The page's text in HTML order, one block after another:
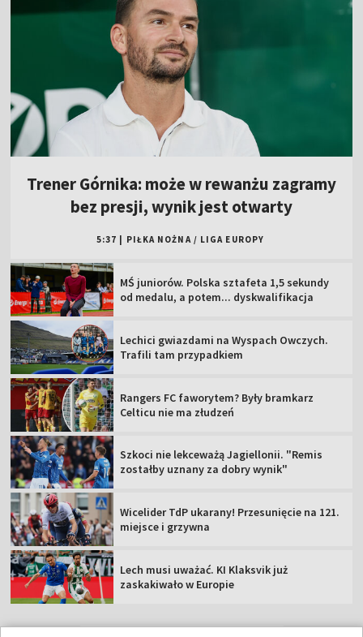
Trener Górnika: może w rewanżu zagramy
bez presji, wynik jest otwarty
5:37 PIŁKA NOŻNA / LIGA EUROPY
MŚ juniorów. Polska sztafeta 1,5 sekundy
od medalu, a potem... dyskwalifikacja
Lechici gwiazdami na Wyspach Owczych.
Trafili tam przypadkiem
Rangers FC faworytem? Były bramkarz
Celticu nie ma złudzeń
Szkoci nie lekceważą Jagiellonii. "Remis
zostałby uznany za dobry wynik"
Wicelider TdP ukarany! Przesunięcie na 121.
miejsce i grzywna
Lech musi uważać. KI Klaksvik już
zaskakiwało w Europie